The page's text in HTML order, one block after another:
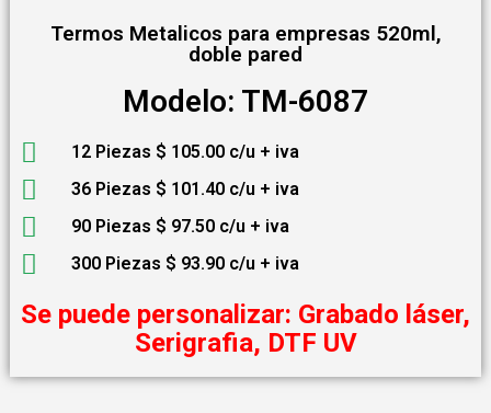
Termos Metalicos para empresas 520ml,
doble pared
Modelo: TM-6087
12 Piezas $ 105.00 c/u + iva
36 Piezas $ 101.40 c/u + iva
90 Piezas $ 97.50 c/u + iva
300 Piezas $ 93.90 c/u + iva
Se puede personalizar: Grabado láser,
Serigrafia, DTF UV